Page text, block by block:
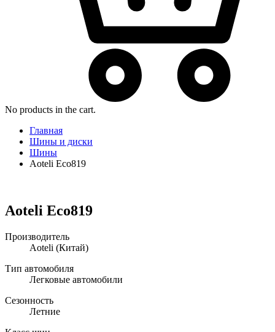
No products in the cart.
Главная
Шины и диски
Шины
Aoteli Eco819
Aoteli Eco819
Производитель
Aoteli (Китай)
Тип автомобиля
Легковые автомобили
Сезонность
Летние